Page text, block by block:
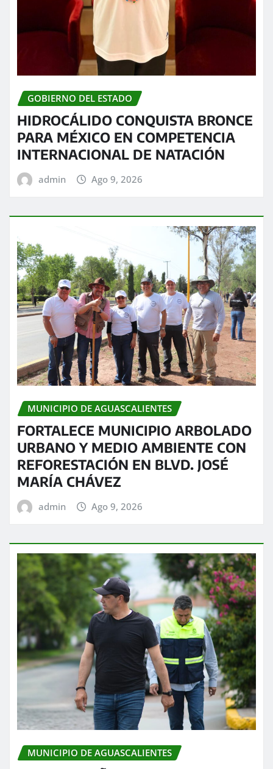
GOBIERNO DEL ESTADO
HIDROCÁLIDO CONQUISTA BRONCE
PARA MÉXICO EN COMPETENCIA
INTERNACIONAL DE NATACIÓN
admin Ago 9, 2026
MUNICIPIO DE AGUASCALIENTES
FORTALECE MUNICIPIO ARBOLADO
URBANO Y MEDIO AMBIENTE CON
REFORESTACIÓN EN BLVD. JOSÉ
MARÍA CHÁVEZ
admin Ago 9, 2026
MUNICIPIO DE AGUASCALIENTES